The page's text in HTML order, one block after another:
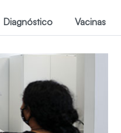
Diagnóstico Vacinas